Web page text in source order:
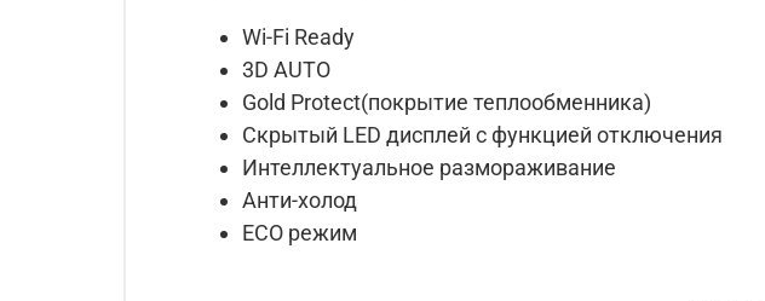
Wi-Fi Ready
3D AUTO
Gold Protect(покрытие теплообменника)
Скрытый LED дисплей с функцией отключения
Интеллектуальное размораживание
Анти-холод
ECO режим